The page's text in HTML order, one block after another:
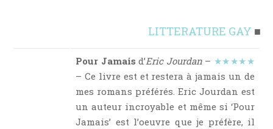
LITTERATURE GAY ■
Pour Jamais d’Eric Jourdan– ★★★★★
– Ce livre est et restera à jamais un de
mes romans préférés. Eric Jourdan est
un auteur incroyable et même si ‘Pour
Jamais’ est l’oeuvre que je préfère, il